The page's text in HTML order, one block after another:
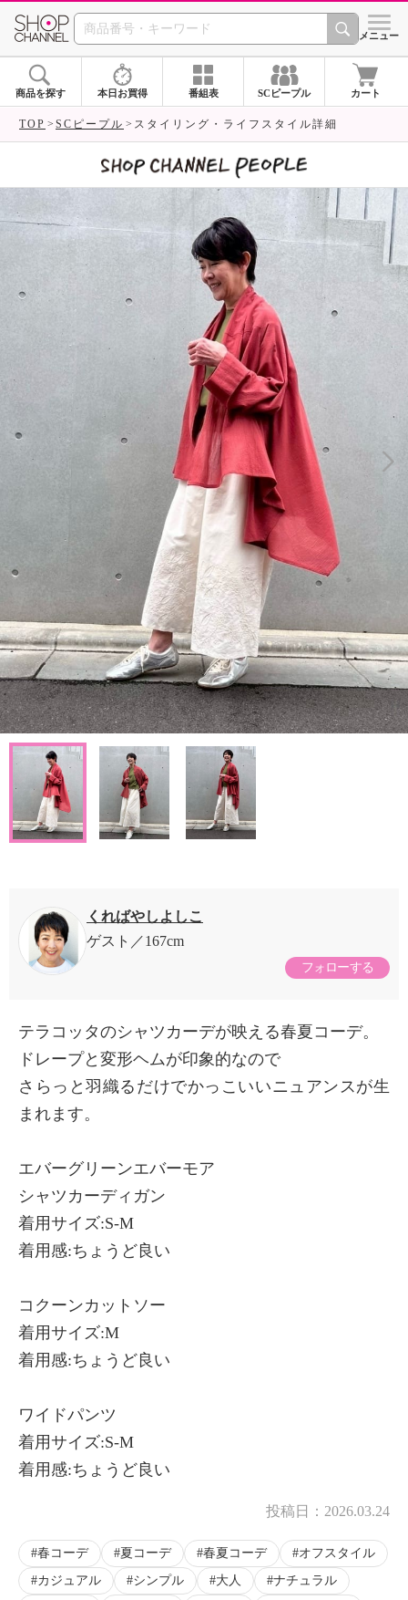
SHOP CHANNEL シメニュー
商品を探す 本日お買得 番組表 SCピープル カート
TOP SCピープル スタイリング・ライフスタイル詳細
くればやしよしこ
ゲスト
167cm
フォローする
テラコッタのシャツカーデが映える春夏コーデ。
ドレープと変形ヘムが印象的なので
さらっと羽織るだけでかっこいいニュアンスが生
まれます。
エバーグリーンエバーモア
シャツカーディガン
着用サイズ:S-M
着用感:ちょうど良い
コクーンカットソー
着用サイズ:M
着用感:ちょうど良い
ワイドパンツ
着用サイズ:S-M
着用感:ちょうど良い
投稿日： 2026.03.24
春コーデ 夏コーデ 春夏コーデ
オフスタイル
カジュアル
シンプル 大人
ナチュラル